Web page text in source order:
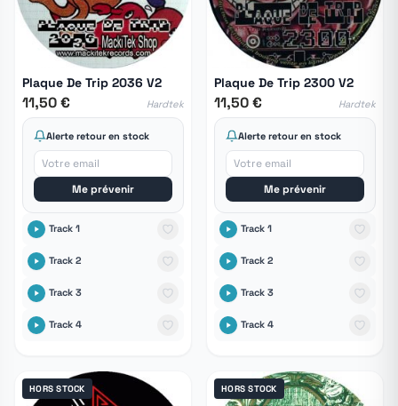
Plaque De Trip 2036 V2
11,50 € Hardtek
Alerte retour en stock
Me prévenir
Track 1
Track 2
Track 3
Track 4
Plaque De Trip 2300 V2
11,50 € Hardtek
Alerte retour en stock
Me prévenir
Track 1
Track 2
Track 3
Track 4
HORS STOCK HORS STOCK